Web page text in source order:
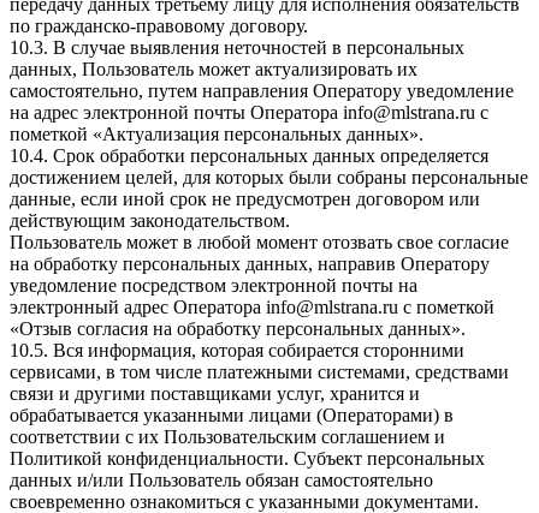
по гражданско-правовому договору.
10.3. В случае выявления неточностей в персональных
данных, Пользователь может актуализировать их
самостоятельно, путем направления Оператору уведомление
на адрес электронной почты Оператора info@mlstrana.ru с
пометкой «Актуализация персональных данных».
10.4. Срок обработки персональных данных определяется
достижением целей, для которых были собраны персональные
данные, если иной срок не предусмотрен договором или
действующим законодательством.
Пользователь может в любой момент отозвать свое согласие
на обработку персональных данных, направив Оператору
уведомление посредством электронной почты на
электронный адрес Оператора info@mlstrana.ru с пометкой
«Отзыв согласия на обработку персональных данных».
10.5. Вся информация, которая собирается сторонними
сервисами, в том числе платежными системами, средствами
связи и другими поставщиками услуг, хранится и
обрабатывается указанными лицами (Операторами) в
соответствии с их Пользовательским соглашением и
Политикой конфиденциальности. Субъект персональных
данных и/или Пользователь обязан самостоятельно
своевременно ознакомиться с указанными документами.